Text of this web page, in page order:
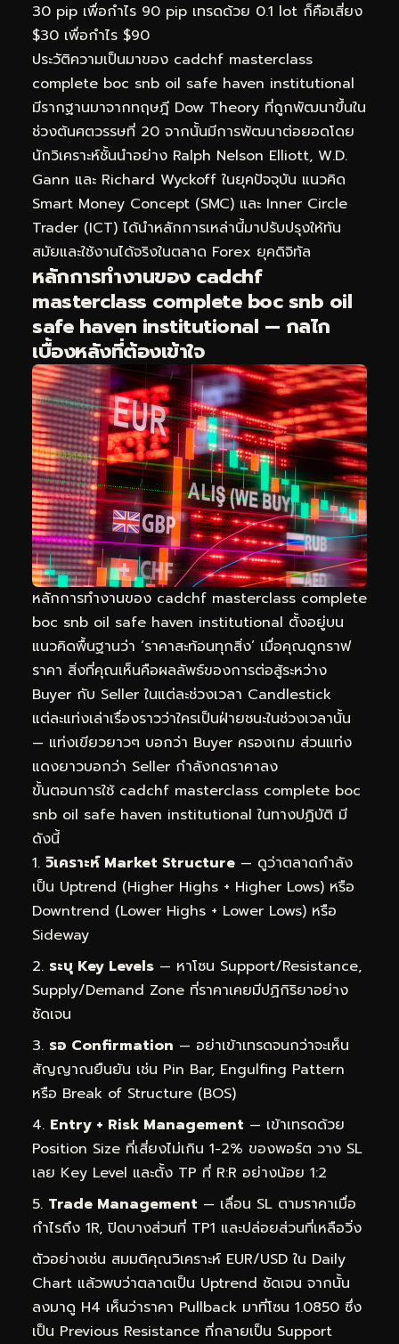
30 pip เพื่อกำไร 90 pip เทรดด้วย 0.1 lot ก็คือเสี่ยง
$30 เพื่อกำไร $90
ประวัติความเป็นมาของ cadchf masterclass
complete boc snb oil safe haven institutional
มีรากฐานมาจากทฤษฎี Dow Theory ที่ถูกพัฒนาขึ้นใน
ช่วงต้นศตวรรษที่ 20 จากนั้นมีการพัฒนาต่อยอดโดย
นักวิเคราะห์ชั้นนำอย่าง Ralph Nelson Elliott, W.D.
Gann และ Richard Wyckoff ในยุคปัจจุบัน แนวคิด
Smart Money Concept (SMC) และ Inner Circle
Trader (ICT) ได้นำหลักการเหล่านี้มาปรับปรุงให้ทัน
สมัยและใช้งานได้จริงในตลาด Forex ยุคดิจิทัล
หลักการทำงานของ cadchf
masterclass complete boc snb oil
safe haven institutional — กลไก
เบื้องหลังที่ต้องเข้าใจ
หลักการทำงานของ cadchf masterclass complete
boc snb oil safe haven institutional ตั้งอยู่บน
แนวคิดพื้นฐานว่า ‘ราคาสะท้อนทุกสิ่ง’ เมื่อคุณดูกราฟ
ราคา สิ่งที่คุณเห็นคือผลลัพธ์ของการต่อสู้ระหว่าง
Buyer กับ Seller ในแต่ละช่วงเวลา Candlestick
แต่ละแท่งเล่าเรื่องราวว่าใครเป็นฝ่ายชนะในช่วงเวลานั้น
— แท่งเขียวยาวๆ บอกว่า Buyer ครองเกม ส่วนแท่ง
แดงยาวบอกว่า Seller กำลังกดราคาลง
ขั้นตอนการใช้ cadchf masterclass complete boc
snb oil safe haven institutional ในทางปฏิบัติ มี
ดังนี้
วิเคราะห์ Market Structure — ดูว่าตลาดกำลัง
เป็น Uptrend (Higher Highs + Higher Lows) หรือ
Downtrend (Lower Highs + Lower Lows) หรือ
Sideway
ระบุ Key Levels — หาโซน Support/Resistance,
Supply/Demand Zone ที่ราคาเคยมีปฏิกิริยาอย่าง
ชัดเจน
รอ Confirmation — อย่าเข้าเทรดจนกว่าจะเห็น
สัญญาณยืนยัน เช่น Pin Bar, Engulfing Pattern
หรือ Break of Structure (BOS)
Entry + Risk Management — เข้าเทรดด้วย
Position Size ที่เสี่ยงไม่เกิน 1-2% ของพอร์ต วาง SL
เลย Key Level และตั้ง TP ที่ R:R อย่างน้อย 1:2
Trade Management — เลื่อน SL ตามราคาเมื่อ
กำไรถึง 1R, ปิดบางส่วนที่ TP1 และปล่อยส่วนที่เหลือวิ่ง
ตัวอย่างเช่น สมมติคุณวิเคราะห์ EUR/USD ใน Daily
Chart แล้วพบว่าตลาดเป็น Uptrend ชัดเจน จากนั้น
ลงมาดู H4 เห็นว่าราคา Pullback มาที่โซน 1.0850 ซึ่ง
เป็น Previous Resistance ที่กลายเป็น Support